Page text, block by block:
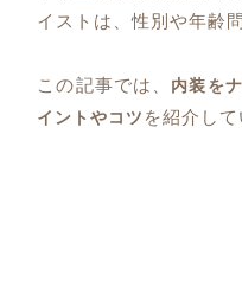
イストは、性別や年齢
この記事では、
内装を
イントやコツ を紹介して